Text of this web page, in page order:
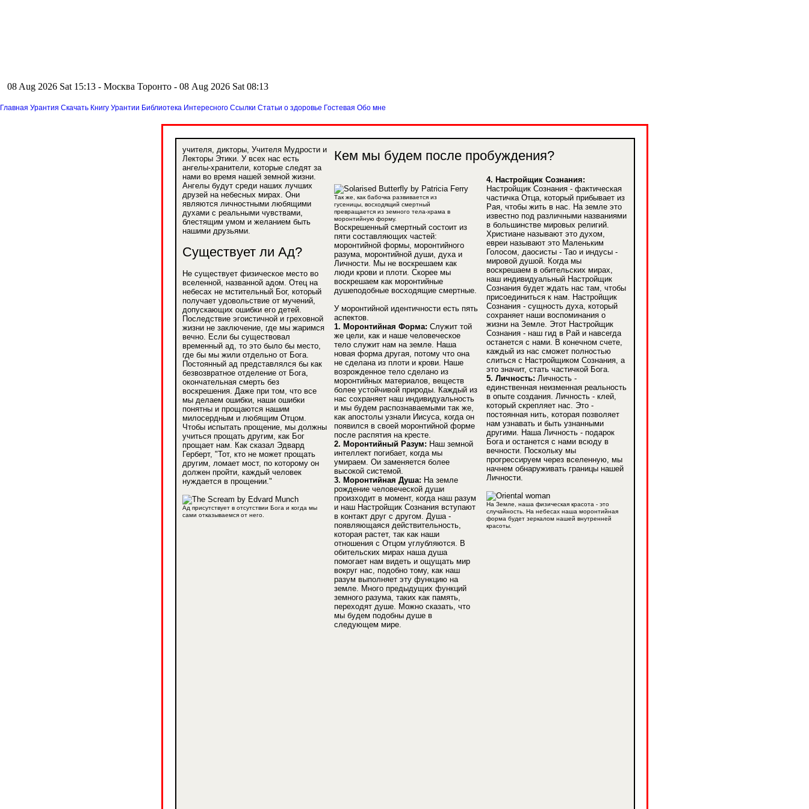
08 Aug 2026 Sat 15:13 - Москва Торонто - 08 Aug 2026 Sat 08:13
Главная Урантия Скачать Книгу Урантии Библиотека Интересного Ссылки Статьи о здоровье Гостевая Обо мне
учителя, дикторы, Учителя Мудрости и
Лекторы Этики. У всех нас есть
ангелы-хранители, которые следят за
нами во время нашей земной жизни.
Ангелы будут среди наших лучших
друзей на небесных мирах. Они
являются личностными любящими
духами с реальными чувствами,
блестящим умом и желанием быть
нашими друзьями.
Существует ли Ад?
Не существует физическое место во
вселенной, названной адом. Отец на
небесах не мстительный Бог, который
получает удовольствие от мучений,
допускающих ошибки его детей.
Последствие эгоистичной и греховной
жизни не заключение, где мы жаримся
вечно. Если бы существовал
временный ад, то это было бы место,
где бы мы жили отдельно от Бога.
Постоянный ад представлялся бы как
безвозвратное отделение от Бога,
окончательная смерть без
воскрешения. Даже при том, что все
мы делаем ошибки, наши ошибки
понятны и прощаются нашим
милосердным и любящим Отцом.
Чтобы испытать прощение, мы должны
учиться прощать другим, как Бог
прощает нам. Как сказал Эдвард
Герберт, "Тот, кто не может прощать
другим, ломает мост, по которому он
должен пройти, каждый человек
нуждается в прощении."
Ад присутствует в отсутствии Бога и когда мы
сами отказываемся от него.
Кем мы будем после пробуждения?
Так же, как бабочка развивается из
гусеницы, восходящий смертный
превращается из земного тела-храма в
моронтийную форму.
Воскрешенный смертный состоит из
пяти составляющих частей:
моронтийной формы, моронтийного
разума, моронтийной души, духа и
Личности. Мы не воскрешаем как
люди крови и плоти. Скорее мы
воскрешаем как моронтийные
душеподобные восходящие смертные.
У моронтийной идентичности есть пять
аспектов.
1. Моронтийная Форма: Служит той
же цели, как и наше человеческое
тело служит нам на земле. Наша
новая форма другая, потому что она
не сделана из плоти и крови. Наше
возрожденное тело сделано из
моронтийных материалов, веществ
более устойчивой природы. Каждый из
нас сохраняет наш индивидуальность
и мы будем распознаваемыми так же,
как апостолы узнали Иисуса, когда он
появился в своей моронтийной форме
после распятия на кресте.
2. Моронтийный Разум: Наш земной
интеллект погибает, когда мы
умираем. Ои заменяется более
высокой системой.
3. Моронтийная Душа: На земле
рождение человеческой души
произходит в момент, когда наш разум
и наш Настройщик Сознания вступают
в контакт друг с другом. Душа -
появляющаяся действительность,
которая растет, так как наши
отношения с Отцом углубляются. В
обительских мирах наша душа
помогает нам видеть и ощущать мир
вокруг нас, подобно тому, как наш
разум выполняет эту функцию на
земле. Много предыдущих функций
земного разума, таких как память,
переходят душе. Можно сказать, что
мы будем подобны душе в
следующем мире.
4. Настройщик Сознания:
Настройщик Сознания - фактическая
частичка Отца, который прибывает из
Рая, чтобы жить в нас. На земле это
известно под различными названиями
в большинстве мировых религий.
Христиане называют это духом,
евреи называют это Маленьким
Голосом, даосисты - Tao и индусы -
мировой душой. Когда мы
воскрешаем в обительских мирах,
наш индивидуальный Настройщик
Сознания будет ждать нас там, чтобы
присоединиться к нам. Настройщик
Сознания - сущность духа, который
сохраняет наши воспоминания о
жизни на Земле. Этот Настройщик
Сознания - наш гид в Рай и навсегда
останется с нами. В конечном счете,
каждый из нас сможет полностью
слиться с Настройщиком Сознания, а
это значит, стать частичкой Бога.
5. Личность: Личность -
единственная неизменная реальность
в опыте создания. Личность - клей,
который скрепляет нас. Это -
постоянная нить, которая позволяет
нам узнавать и быть узнанными
другими. Наша Личность - подарок
Бога и останется с нами всюду в
вечности. Поскольку мы
прогрессируем через вселенную, мы
начнем обнаруживать границы нашей
Личности.
На Земле, наша физическая красота - это
случайность. На небесах наша моронтийная
форма будет зеркалом нашей внутренней
красоты.